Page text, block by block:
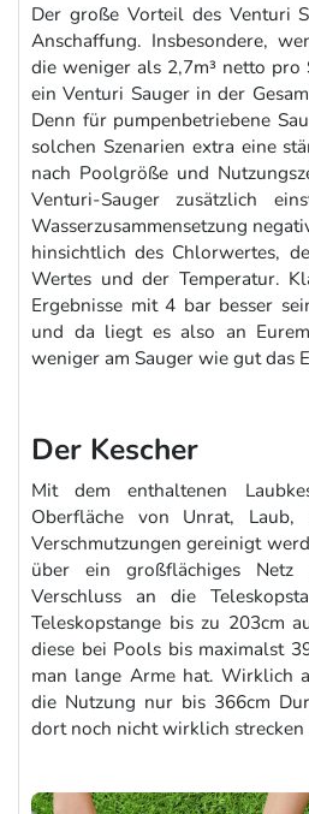
Der große Vorteil des Venturi
Anschaffung. Insbesondere,
die weniger als 2,7m³ netto pro
ein Venturi Sauger in der
Denn für pumpenbetriebene
solchen Szenarien extra eine
nach Poolgröße und
Venturi-Sauger zusätzlich
Wasserzusammensetzung
hinsichtlich des Chlorwertes,
Wertes und der Temperatur.
Ergebnisse mit 4 bar besser
und da liegt es also an
weniger am Sauger wie gut das
Der Kescher
Mit dem enthaltenen
Oberfläche von Unrat, Laub,
Verschmutzungen gereinigt
über ein großflächiges
Verschluss an die
Teleskopstange bis zu 203cm
diese bei Pools bis maximalst
man lange Arme hat. Wirklich
die Nutzung nur bis 366cm
dort noch nicht wirklich strecken